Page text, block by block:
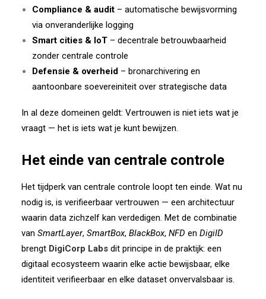
Compliance & audit – automatische bewijsvorming
via onveranderlijke logging
Smart cities & IoT – decentrale betrouwbaarheid
zonder centrale controle
Defensie & overheid – bronarchivering en
aantoonbare soevereiniteit over strategische data
In al deze domeinen geldt: Vertrouwen is niet iets wat je
vraagt — het is iets wat je kunt bewijzen.
Het einde van centrale controle
Het tijdperk van centrale controle loopt ten einde. Wat nu
nodig is, is verifieerbaar vertrouwen — een architectuur
waarin data zichzelf kan verdedigen. Met de combinatie
van SmartLayer, SmartBox, BlackBox, NFD en DigiID
brengt DigiCorp Labs dit principe in de praktijk: een
digitaal ecosysteem waarin elke actie bewijsbaar, elke
identiteit verifieerbaar en elke dataset onvervalsbaar is.